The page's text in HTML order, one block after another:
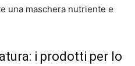
una maschera nutriente e
i prodotti per lo